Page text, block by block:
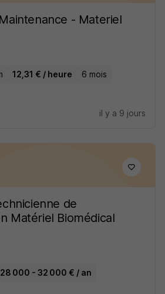
- Materiel
12,31 € / heure 6 mois
il y a 9 jours
de
Matériel Biomédical
28 000 - 32 000 € / an